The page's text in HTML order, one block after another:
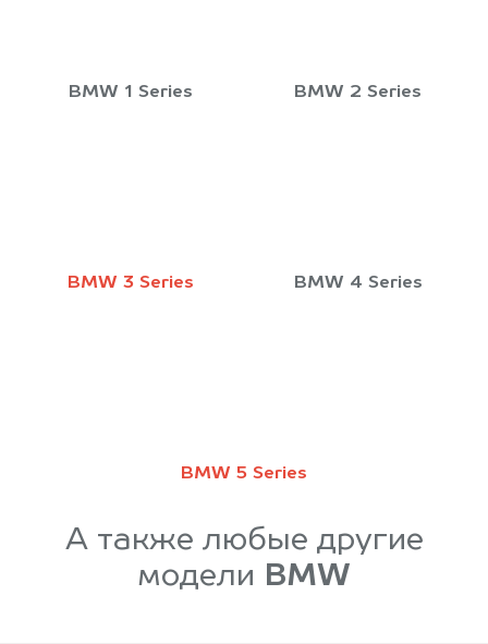
BMW 1 Series BMW 2 Series
BMW 3 Series BMW 4 Series
BMW 5 Series
А также любые другие
модели BMW